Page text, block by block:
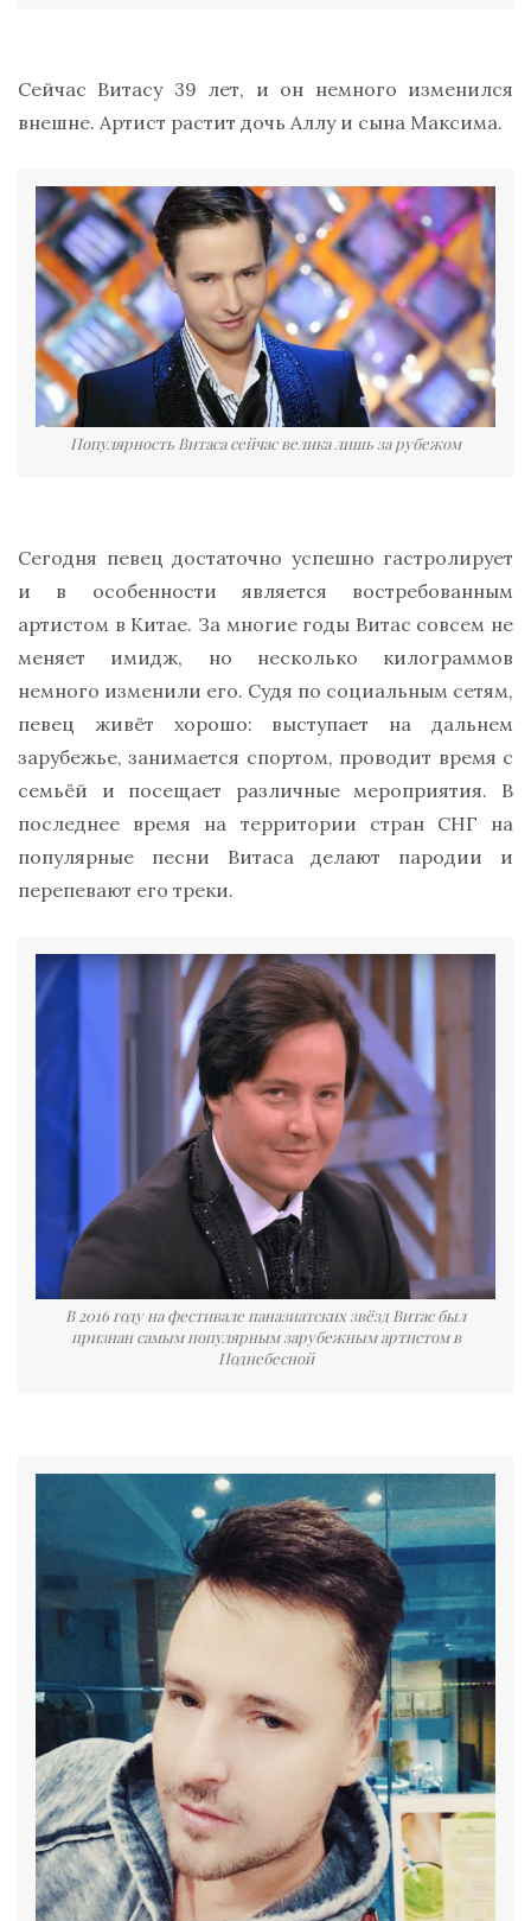
Сейчас Витасу 39 лет, и он немного изменился
внешне. Артист растит дочь Аллу и сына Максима.
Популярность Витаса сейчас велика лишь за рубежом
Сегодня певец достаточно успешно гастролирует
и в особенности является востребованным
артистом в Китае. За многие годы Витас совсем не
меняет имидж, но несколько килограммов
немного изменили его. Судя по социальным сетям,
певец живёт хорошо: выступает на дальнем
зарубежье, занимается спортом, проводит время с
семьёй и посещает различные мероприятия. В
последнее время на территории стран СНГ на
популярные песни Витаса делают пародии и
перепевают его треки.
В 2016 году на фестивале паназиатских звёзд Витас был
признан самым популярным зарубежным артистом в
Поднебесной